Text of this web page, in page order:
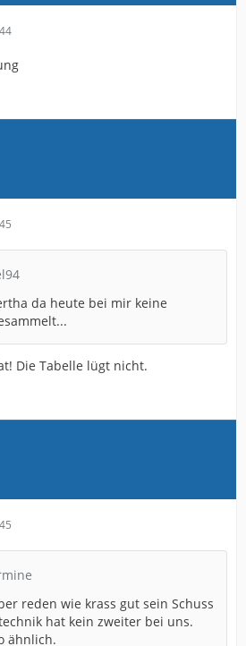
da heute bei mir keine
Die Tabelle lügt nicht.
reden wie krass gut sein Schuss
hat kein zweiter bei uns.
ähnlich.